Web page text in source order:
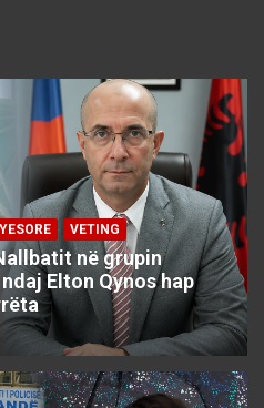
VETING
në grupin
Elton Qynos hap